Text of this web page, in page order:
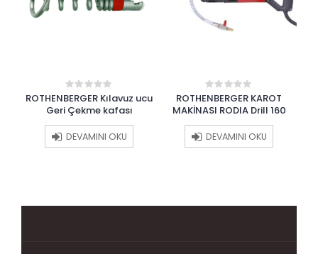
0
out
of
5
ROTHENBERGER Kılavuz ucu
Geri Çekme kafası
DEVAMINI OKU
0
out
of
5
ROTHENBERGER KAROT
MAKİNASI RODIA Drill 160
DEVAMINI OKU